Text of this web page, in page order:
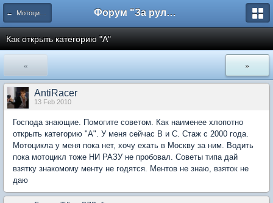
← Мотоциклы Форум "За рулем"
Как открыть категорию "А"
« »
AntiRacer
13 Feb 2010
Господа знающие. Помогите советом. Как наименее хлопотно
открыть категорию "А". У меня сейчас В и С. Стаж с 2000 года.
Мотоцикла у меня пока нет, хочу ехать в Москву за ним. Водить
пока мотоцикл тоже НИ РАЗУ не пробовал. Советы типа дай
взятку знакомому менту не годятся. Ментов не знаю, взяток не
даю